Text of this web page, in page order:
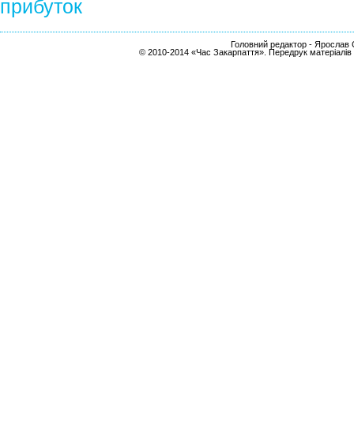
прибуток
Головний редактор - Ярослав
© 2010-2014 «Час Закарпаття». Передрук